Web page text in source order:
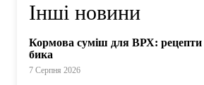
Інші новини
Кормова суміш для ВРХ: рецепти
бика
7 Серпня 2026